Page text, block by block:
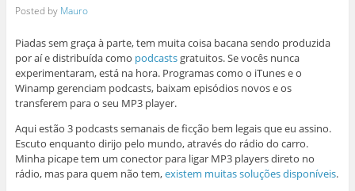
Posted by Mauro
Piadas sem graça à parte, tem muita coisa bacana sendo produzida
por aí e distribuída como podcastsgratuitos. Se vocês nunca
experimentaram, está na hora. Programas como o iTunes e o
Winamp gerenciam podcasts, baixam episódios novos e os
transferem para o seu MP3 player.
Aqui estão 3 podcasts semanais de ficção bem legais que eu assino.
Escuto enquanto dirijo pelo mundo, através do rádio do carro.
Minha picape tem um conector para ligar MP3 players direto no
rádio, mas para quem não tem,existem muitas soluções disponíveis.